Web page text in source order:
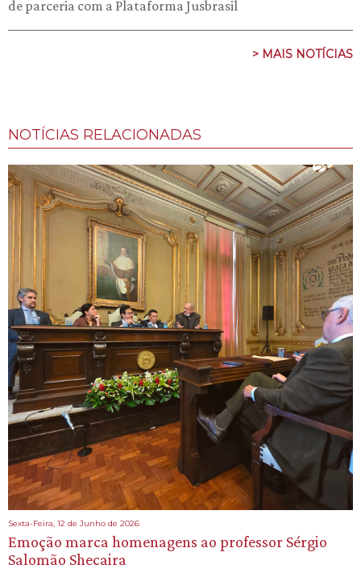
de parceria com a Plataforma Jusbrasil
> MAIS NOTÍCIAS
NOTÍCIAS RELACIONADAS
Sexta-Feira, 12 de Junho de 2026
Emoção marca homenagens ao professor Sérgio
Salomão Shecaira